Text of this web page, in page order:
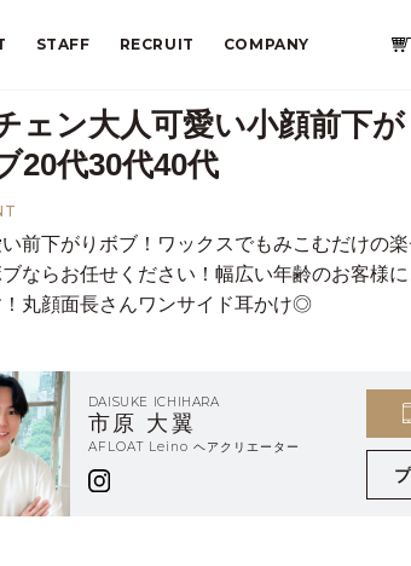
STAFF RECRUIT COMPANY
ェン大人可愛い小顔前下
20代30代40代
前下がりボブ！ワックスでもみこむだけの
ならお任せください！幅広い年齢のお客様
丸顔面長さんワンサイド耳かけ◎
DAISUKE ICHIHARA
市原 大翼
AFLOAT Leino ヘアクリエーター